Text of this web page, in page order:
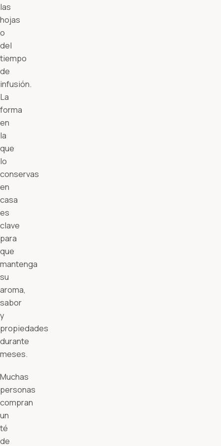
las
hojas
o
del
tiempo
de
infusión.
La
forma
en
la
que
lo
conservas
en
casa
es
clave
para
que
mantenga
su
aroma,
sabor
y
propiedades
durante
meses.
Muchas
personas
compran
un
té
de